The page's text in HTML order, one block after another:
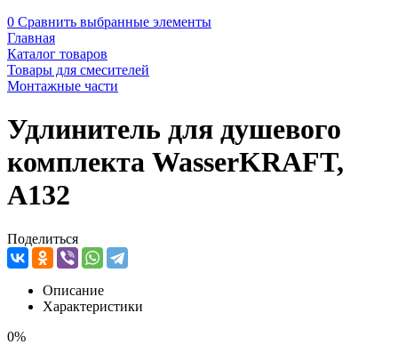
0 Сравнить выбранные элементы
Главная
Каталог товаров
Товары для смесителей
Монтажные части
Удлинитель для душевого
комплекта WasserKRAFT,
A132
Поделиться
Описание
Характеристики
0%